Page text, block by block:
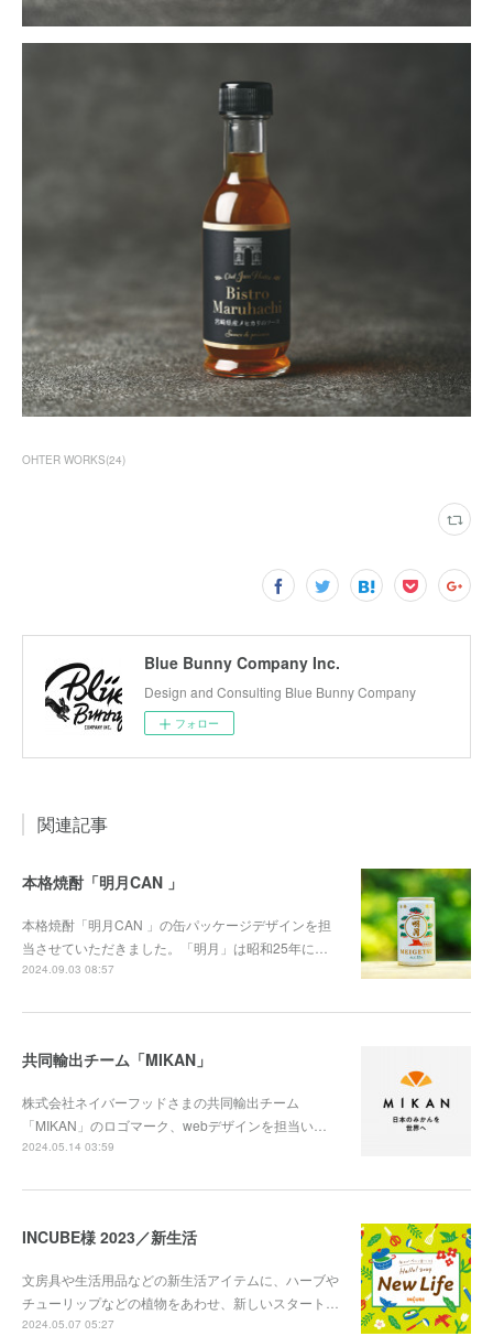
OHTER WORKS(24)
Blue Bunny Company Inc.
Design and Consulting Blue Bunny Company
フォロー
関連記事
本格焼酎「明月CAN 」
本格焼酎「明月CAN 」の缶パッケージデザインを担
当させていただきました。「明月」は昭和25年に…
2024.09.03 08:57
共同輸出チーム「MIKAN」
株式会社ネイバーフッドさまの共同輸出チーム
「MIKAN」のロゴマーク、webデザインを担当い…
2024.05.14 03:59
INCUBE様 2023／新生活
文房具や生活用品などの新生活アイテムに、ハーブや
チューリップなどの植物をあわせ、新しいスタート…
2024.05.07 05:27